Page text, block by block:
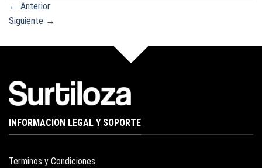
← Anterior
Siguiente →
INFORMACION LEGAL Y SOPORTE
Terminos y Condiciones